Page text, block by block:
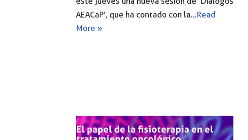
AEACaP’, que ha contado con la…Read
More »